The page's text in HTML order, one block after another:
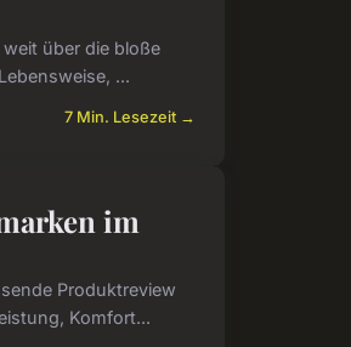
über die bloße
...
7 Min. Lesezeit →
im
Produktreview
Komfort...